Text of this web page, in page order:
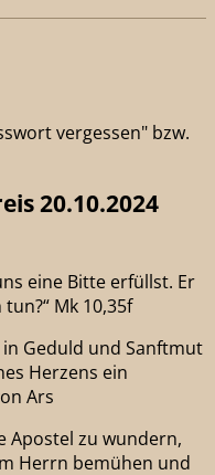
vergessen" bzw.
20.10.2024
eine Bitte erfüllst. Er
Mk 10,35f
in Geduld und Sanftmut
Herzens ein
Ars
Apostel zu wundern,
Herrn bemühen und